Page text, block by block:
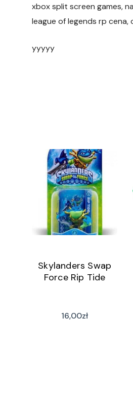
xbox split screen games,
league of legends rp
yyyyy
Skylanders Swap
Force Rip Tide
16,00zł